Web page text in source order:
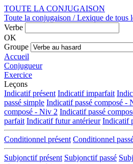
TOUTE LA CONJUGAISON
Toute la conjugaison / Lexique de tous
Verbe
OK
Groupe
Accueil
Conjugueur
Exercice
Leçons
Indicatif présent Indicatif imparfait
passé simple Indicatif passé composé -
composé - Niv 2 Indicatif passé
parfait Indicatif futur antérieur Indicatif
Conditionnel présent Conditionnel
Subjonctif présent Subjonctif passé